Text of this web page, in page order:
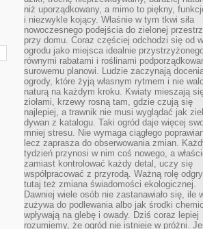
niż uporządkowany, a mimo to piękny,
i niezwykle kojący. Właśnie w tym tkwi siła
nowoczesnego podejścia do zielonej
przy domu. Coraz częściej odchodzi się od
ogrodu jako miejsca idealnie
równymi rabatami i roślinami
surowemu planowi. Ludzie zaczynają
ogrody, które żyją własnym rytmem i nie
naturą na każdym kroku. Kwiaty mieszają
ziołami, krzewy rosną tam, gdzie czują się
najlepiej, a trawnik nie musi wyglądać jak
dywan z katalogu. Taki ogród daje więcej
mniej stresu. Nie wymaga ciągłego
lecz zaprasza do obserwowania zmian.
tydzień przynosi w nim coś nowego, a
zamiast kontrolować każdy detal, uczy się
współpracować z przyrodą. Ważną rolę
tutaj też zmiana świadomości ekologicznej.
Dawniej wiele osób nie zastanawiało się, ile
zużywa do podlewania albo jak środki
wpływają na glebę i owady. Dziś coraz lepiej
rozumiemy, że ogród nie istnieje w próżni.